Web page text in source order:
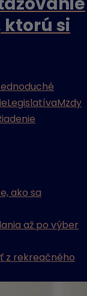
si
LegislatívaMzdy
ako sa
až po výber
z rekreačného